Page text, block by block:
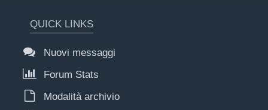
QUICK LINKS
Nuovi messaggi
Forum Stats
Modalità archivio